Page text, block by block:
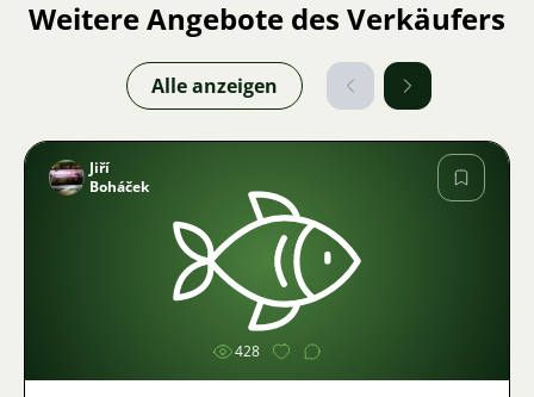
Weitere Angebote des Verkäufers
Alle anzeigen
Bild
Jiří
Boháček
428